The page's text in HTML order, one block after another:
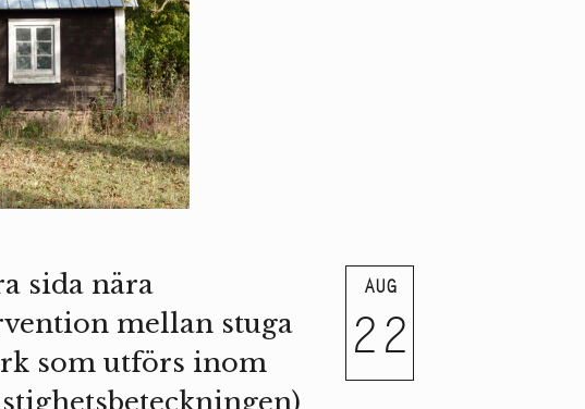
AUG
22
sida nära
mellan stuga
som utförs inom